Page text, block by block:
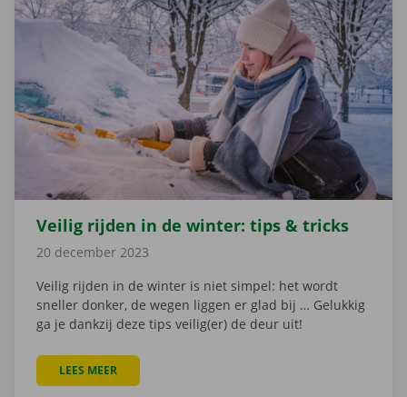
Veilig rijden in de winter: tips & tricks
20 december 2023
Veilig rijden in de winter is niet simpel: het wordt
sneller donker, de wegen liggen er glad bij … Gelukkig
ga je dankzij deze tips veilig(er) de deur uit!
LEES MEER